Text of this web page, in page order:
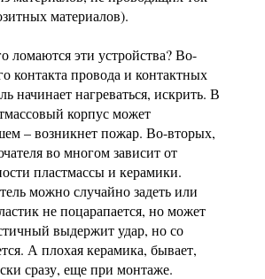
материалов).
ломаются эти устройства? Во-
контакта провода и контактных
начинает нагреваться, искрить. В
корпус может
– возникнет пожар. Во-вторых,
во многом зависит от
пластмассы и керамики.
можно случайно задеть или
не поцарапается, но может
выдержит удар, но со
А плохая керамика, бывает,
сразу, еще при монтаже.